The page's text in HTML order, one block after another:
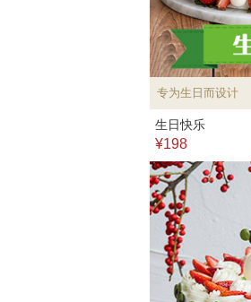
专为生日而设计
生日快乐
¥198